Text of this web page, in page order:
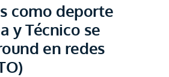
como deporte
y Técnico se
en redes